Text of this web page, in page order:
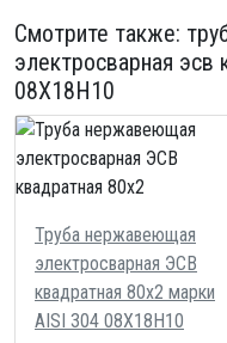
Смотрите также:
электросварная эсв
08Х18Н10
Труба нержавеющая
электросварная ЭСВ
квадратная 80х2 марки
AISI 304 08Х18Н10